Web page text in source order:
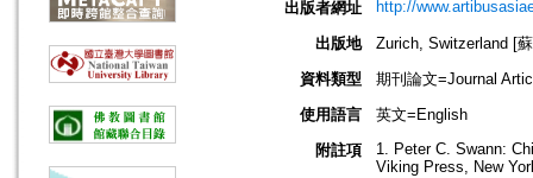
出版者網址 http://
出版地
Zurich, Switzerland [
資料類型
期刊論文=Journal
使用語言
英文=English
附註項
1. Peter C. Swann:
Viking Press, New